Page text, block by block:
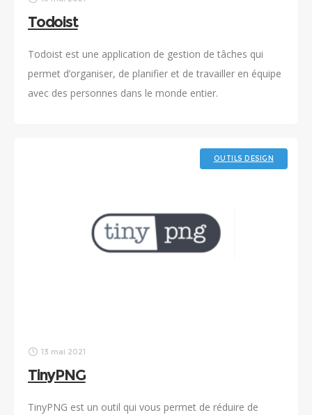
Todoist
Todoist est une application de gestion de tâches qui
permet d’organiser, de planifier et de travailler en équipe
avec des personnes dans le monde entier.
OUTILS DESIGN
13 mai 2021
TinyPNG
TinyPNG est un outil qui vous permet de réduire de